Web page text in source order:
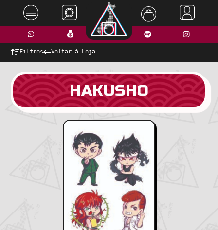
Filtros Voltar à Loja
HAKUSHO